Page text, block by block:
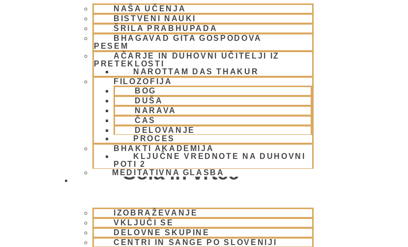
NAŠA UČENJA
BISTVENI NAUKI
ŠRILA PRABHUPADA
BHAGAVAD GITA GOSPODOVA
PESEM
AČARJE IN DUHOVNI UČITELJI IZ
PRETEKLOSTI
NAROTTAM DAS THAKUR
FILOZOFIJA
BOG
DUŠA
NARAVA
ČAS
DELOVANJE
PROCES
BHAKTI AKADEMIJA
KLJUČNE VREDNOTE NA DUHOVNI
POTI 2
MEDITATIVNA GLASBA
IZOBRAŽEVANJE
VKLJUČI SE
DELOVNE SKUPINE
CENTRI IN SANGE PO SLOVENIJI
SERVESERVING GOD
Šola in vrtec